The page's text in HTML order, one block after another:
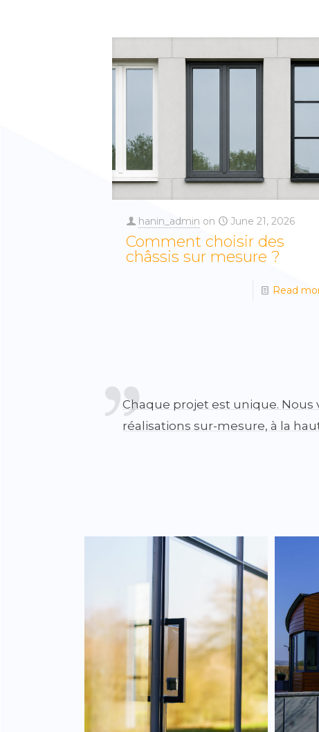
hanin_admin on June 21, 2026
Comment choisir des
châssis sur mesure ?
Read
Chaque projet est unique.
réalisations sur-mesure, à la
Porte fenêtre
extérieure en acier.